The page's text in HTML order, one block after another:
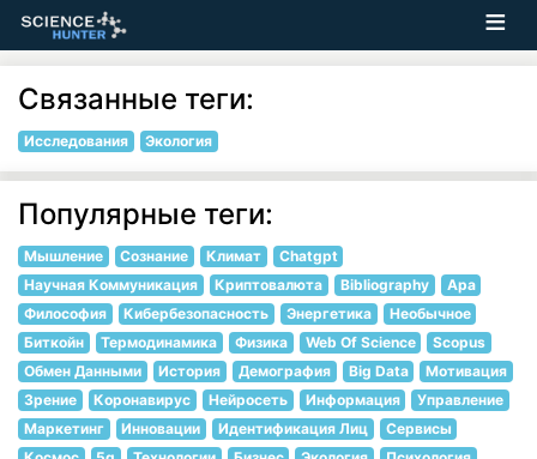
Связанные теги:
Исследования Экология
Популярные теги:
Мышление Сознание Климат
Chatgpt
Научная Коммуникация
Криптовалюта Bibliography
Apa
Философия
Кибербезопасность Энергетика
Необычное
Биткойн
Термодинамика Физика Web Of Science
Scopus
Обмен Данными
История Демография Big Data
Мотивация
Зрение
Коронавирус Нейросеть Информация
Управление
Маркетинг
Инновации Идентификация Лиц
Сервисы